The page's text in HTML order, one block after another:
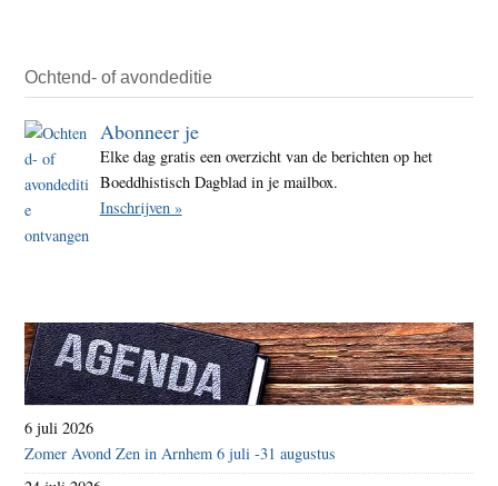
Ochtend- of avondeditie
Abonneer je
Elke dag gratis een overzicht van de berichten op het
Boeddhistisch Dagblad in je mailbox.
Inschrijven »
6 juli 2026
Zomer Avond Zen in Arnhem 6 juli -31 augustus